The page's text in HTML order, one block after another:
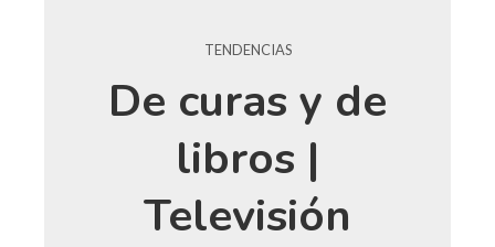
TENDENCIAS
De curas y de
libros |
Televisión